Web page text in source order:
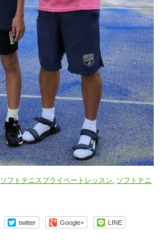
ソフトテニスプライベートレッスン ソフトテニ
twitter Google+ LINE